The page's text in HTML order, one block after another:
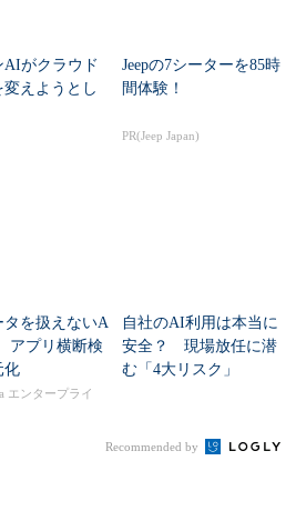
AIがクラウド
えようとし
Jeepの7シーターを85時
間体験！
PR(Jeep Japan)
タを扱えないA
プリ横断検
化
エンタープライ
自社のAI利用は本当に
安全？ 現場放任に潜
む「4大リスク」
Recommended by